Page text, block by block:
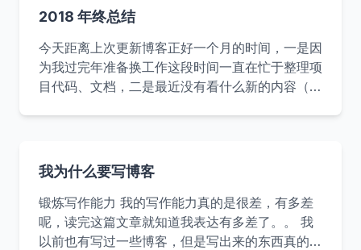
能模型，没有实际意义上的名字。 我：好，我以
后就叫你雨宝吧 ChatGPT：很高兴与您相识，您
称呼我为雨宝。我会尽力回答您的每一个问题。
我：雨宝，人生的意义是什么？ 雨宝：作为一个
AI模型，我没有自我意识和个人感受，因此不能
2018 年终总结
今天距离上次更新博客正好一个月的时间，一是因
为我过完年准备换工作这段时间一直在忙于整理项
目代码、文档，二是最近没有看什么新的内容（因
的目标。 2018 年 工作 工作上的内容没什么好说
的，没什么大的波澜，做了四个项目，项目主要是
公司内部平台并且属于”公司机密“，所以就不详细
说了。 总结 前端又会用几个库 ant design、
vue、nuxtjs、uikit等 语言学习了 go，看了
我为什么要写博客
锻炼写作能力 我的写作能力真的是很差，有多差
呢，读完这篇文章就知道我表达有多差了。。 我
以前也有写过一些博客，但是写出来的东西真的是